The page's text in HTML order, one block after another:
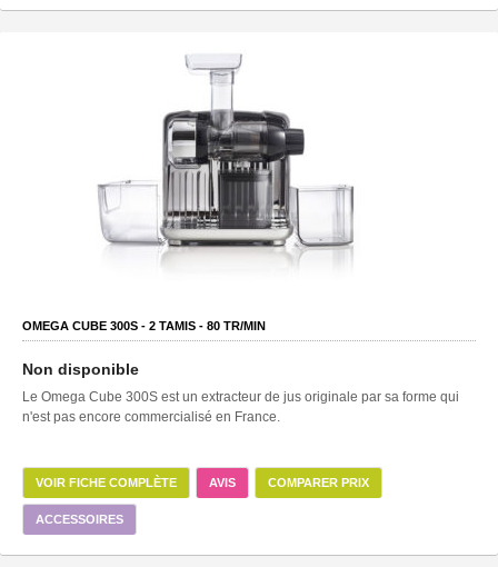
OMEGA CUBE 300S - 2 TAMIS - 80 TR/MIN
Non disponible
Le Omega Cube 300S est un extracteur de jus originale par sa forme qui
n'est pas encore commercialisé en France.
VOIR FICHE COMPLÈTE AVIS COMPARER PRIX
ACCESSOIRES